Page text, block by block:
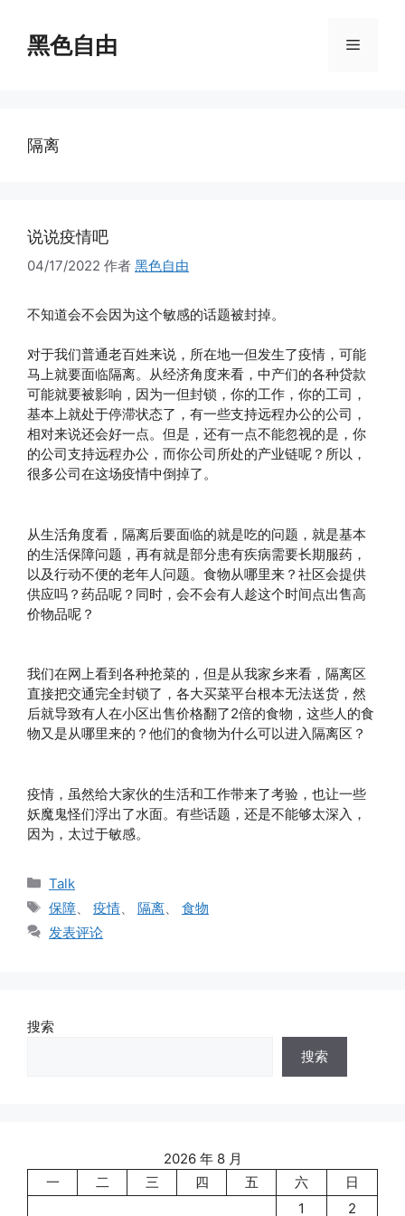
黑色自由 菜
隔离
说说疫情吧
04/17/2022 作者 黑色自由
不知道会不会因为这个敏感的话题被封掉。
对于我们普通老百姓来说，所在地一但发生了疫情，可能
马上就要面临隔离。从经济角度来看，中产们的各种贷款
可能就要被影响，因为一但封锁，你的工作，你的工司，
基本上就处于停滞状态了，有一些支持远程办公的公司，
相对来说还会好一点。但是，还有一点不能忽视的是，你
的公司支持远程办公，而你公司所处的产业链呢？所以，
很多公司在这场疫情中倒掉了。
从生活角度看，隔离后要面临的就是吃的问题，就是基本
的生活保障问题，再有就是部分患有疾病需要长期服药，
以及行动不便的老年人问题。食物从哪里来？社区会提供
供应吗？药品呢？同时，会不会有人趁这个时间点出售高
价物品呢？
我们在网上看到各种抢菜的，但是从我家乡来看，隔离区
直接把交通完全封锁了，各大买菜平台根本无法送货，然
后就导致有人在小区出售价格翻了2倍的食物，这些人的食
物又是从哪里来的？他们的食物为什么可以进入隔离区？
疫情，虽然给大家伙的生活和工作带来了考验，也让一些
妖魔鬼怪们浮出了水面。有些话题，还是不能够太深入，
因为，太过于敏感。
分
类
Talk
标
签
保障 疫情 隔离
食物
发表评论
搜索
搜索
2026 年 8 月
一
二 三 四 五 六
日
1
2